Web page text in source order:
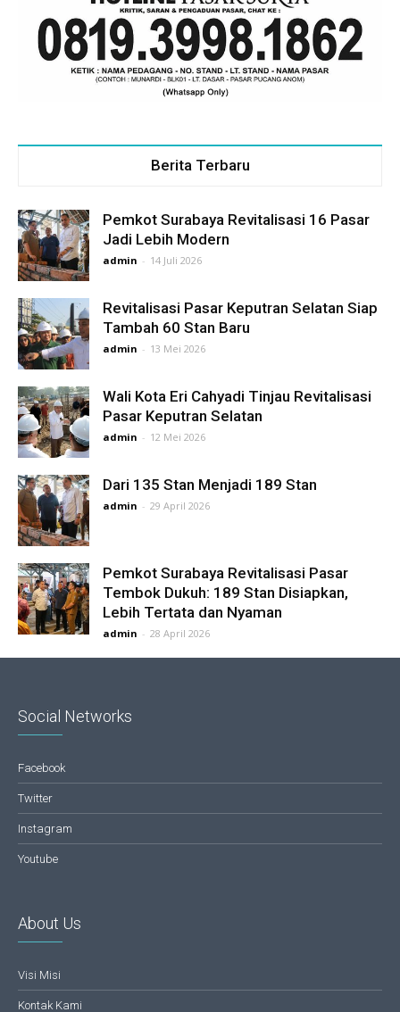
Berita Terbaru
Pemkot Surabaya Revitalisasi 16 Pasar
Jadi Lebih Modern
admin - 14 Juli 2026
Revitalisasi Pasar Keputran Selatan Siap
Tambah 60 Stan Baru
admin - 13 Mei 2026
Wali Kota Eri Cahyadi Tinjau Revitalisasi
Pasar Keputran Selatan
admin - 12 Mei 2026
Dari 135 Stan Menjadi 189 Stan
admin - 29 April 2026
Pemkot Surabaya Revitalisasi Pasar
Tembok Dukuh: 189 Stan Disiapkan,
Lebih Tertata dan Nyaman
admin - 28 April 2026
Social Networks
Facebook
Twitter
Instagram
Youtube
About Us
Visi Misi
Kontak Kami